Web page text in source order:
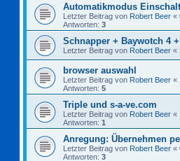
Automatikmodus
Letzter Beitrag von Robert Beer «
Antworten: 3
Schnapper + Baywotch 4
Letzter Beitrag von Robert Beer «
browser auswahl
Letzter Beitrag von Robert Beer «
Antworten: 5
Triple und s-a-ve.com
Letzter Beitrag von Robert Beer «
Antworten: 1
Anregung: Übernehmen
Letzter Beitrag von Robert Beer «
Antworten: 3